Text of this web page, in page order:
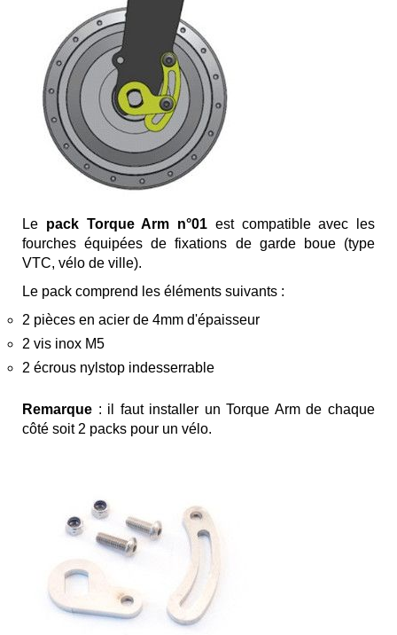
Le pack Torque Arm n°01 est compatible avec les
fourches équipées de fixations de garde boue (type
VTC, vélo de ville).
Le pack comprend les éléments suivants :
2 pièces en acier de 4mm d'épaisseur
2 vis inox M5
2 écrous nylstop indesserrable
Remarque : il faut installer un Torque Arm de chaque
côté soit 2 packs pour un vélo.